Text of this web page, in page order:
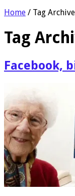
Home / Tag
Tag
Facebook,